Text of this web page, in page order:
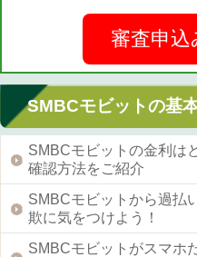
審査申
SMBCモビットの基
SMBCモビットの金利は
確認方法をご紹介
SMBCモビットから過払
欺に気をつけよう！
SMBCモビットがスマホ